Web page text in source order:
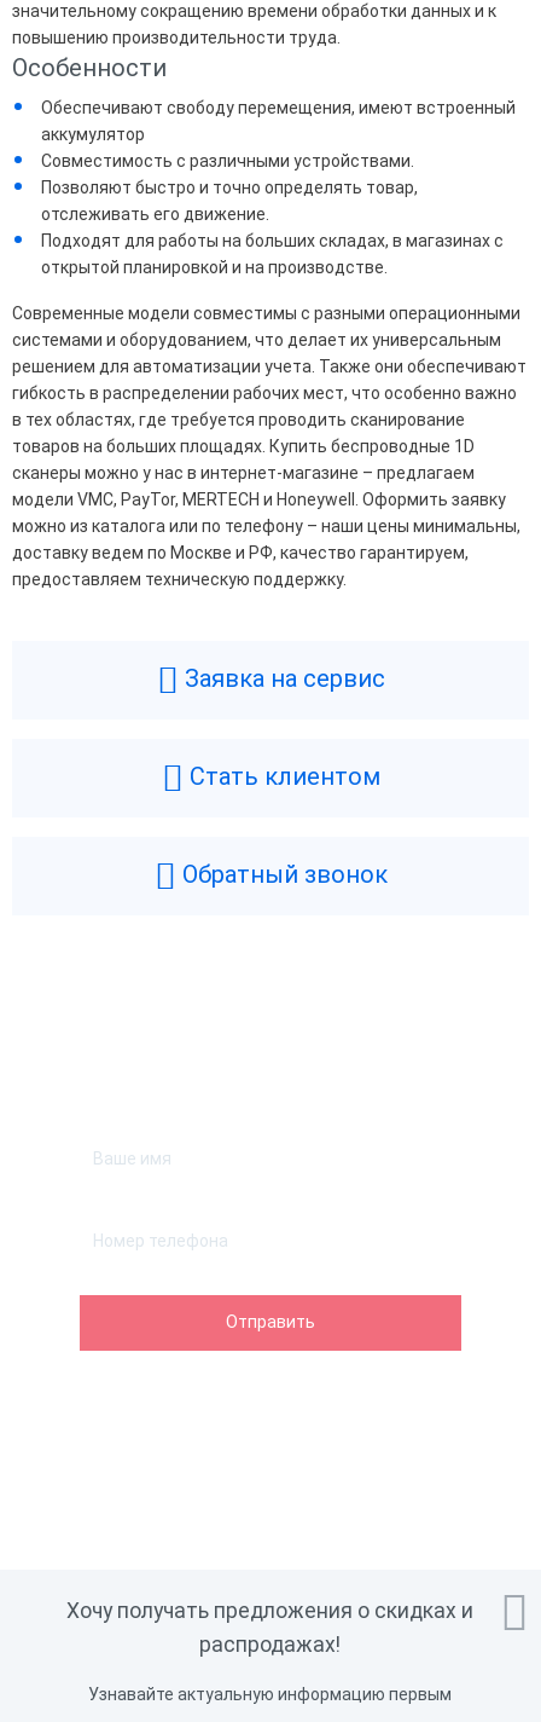
значительному сокращению времени обработки данных и к
повышению производительности труда.
Особенности
Обеспечивают свободу перемещения, имеют встроенный
аккумулятор
Совместимость с различными устройствами.
Позволяют быстро и точно определять товар,
отслеживать его движение.
Подходят для работы на больших складах, в магазинах с
открытой планировкой и на производстве.
Современные модели совместимы с разными операционными
системами и оборудованием, что делает их универсальным
решением для автоматизации учета. Также они обеспечивают
гибкость в распределении рабочих мест, что особенно важно
в тех областях, где требуется проводить сканирование
товаров на больших площадях. Купить беспроводные 1D
сканеры можно у нас в интернет-магазине – предлагаем
модели VMC, PayTor, MERTECH и Honeywell. Оформить заявку
можно из каталога или по телефону – наши цены минимальны,
доставку ведем по Москве и РФ, качество гарантируем,
предоставляем техническую поддержку.
Заявка на сервис
Стать клиентом
Обратный звонок

Хочу получать предложения о скидках и
распродажах!
Узнавайте актуальную информацию первым